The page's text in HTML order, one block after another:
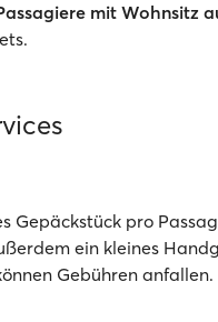
mit Wohnsitz
Gepäckstück pro
ein kleines
Gebühren anfallen.